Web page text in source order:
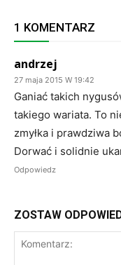
1 KOMENTARZ
andrzej
27 maja 2015 W 19:42
Ganiać takich
takiego wariata. To
zmyłka i prawdziwa
Dorwać i solidnie
Odpowiedz
ZOSTAW